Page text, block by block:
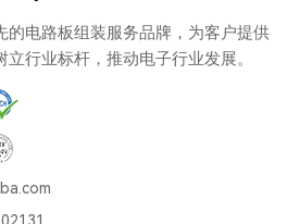
的电路板组装服务品牌，为客户提供
行业标杆，推动电子行业发展。